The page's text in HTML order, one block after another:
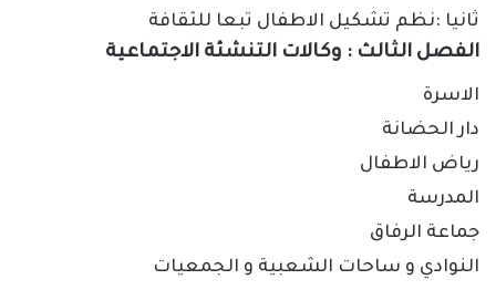
ثانيا :نظم تشكيل الاطفال تبعا للثقافة
الفصل الثالث : وكالات التنشئة الاجتماعية
الاسرة
دار الحضانة
رياض الاطفال
المدرسة
جماعة الرفاق
النوادي و ساحات الشعبية و الجمعيات